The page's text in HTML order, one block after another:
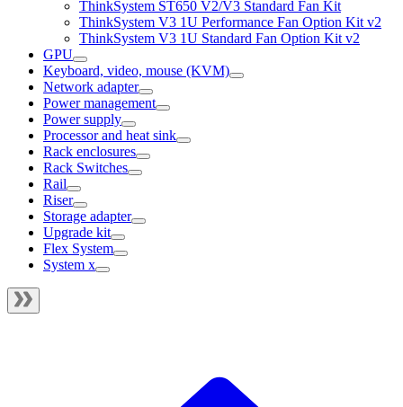
ThinkSystem ST650 V2/V3 Standard Fan Kit
ThinkSystem V3 1U Performance Fan Option Kit v2
ThinkSystem V3 1U Standard Fan Option Kit v2
GPU
Keyboard, video, mouse (KVM)
Network adapter
Power management
Power supply
Processor and heat sink
Rack enclosures
Rack Switches
Rail
Riser
Storage adapter
Upgrade kit
Flex System
System x